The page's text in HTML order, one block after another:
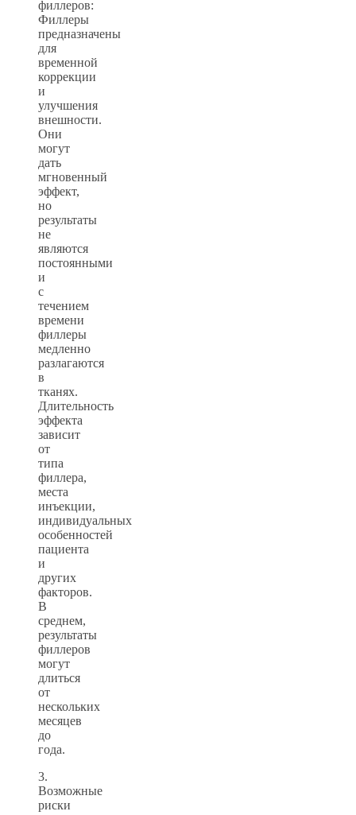
филлеров:
Филлеры
предназначены
для
временной
коррекции
и
улучшения
внешности.
Они
могут
дать
мгновенный
эффект,
но
результаты
не
являются
постоянными
и
с
течением
времени
филлеры
медленно
разлагаются
в
тканях.
Длительность
эффекта
зависит
от
типа
филлера,
места
инъекции,
индивидуальных
особенностей
пациента
и
других
факторов.
В
среднем,
результаты
филлеров
могут
длиться
от
нескольких
месяцев
до
года.
3.
Возможные
риски